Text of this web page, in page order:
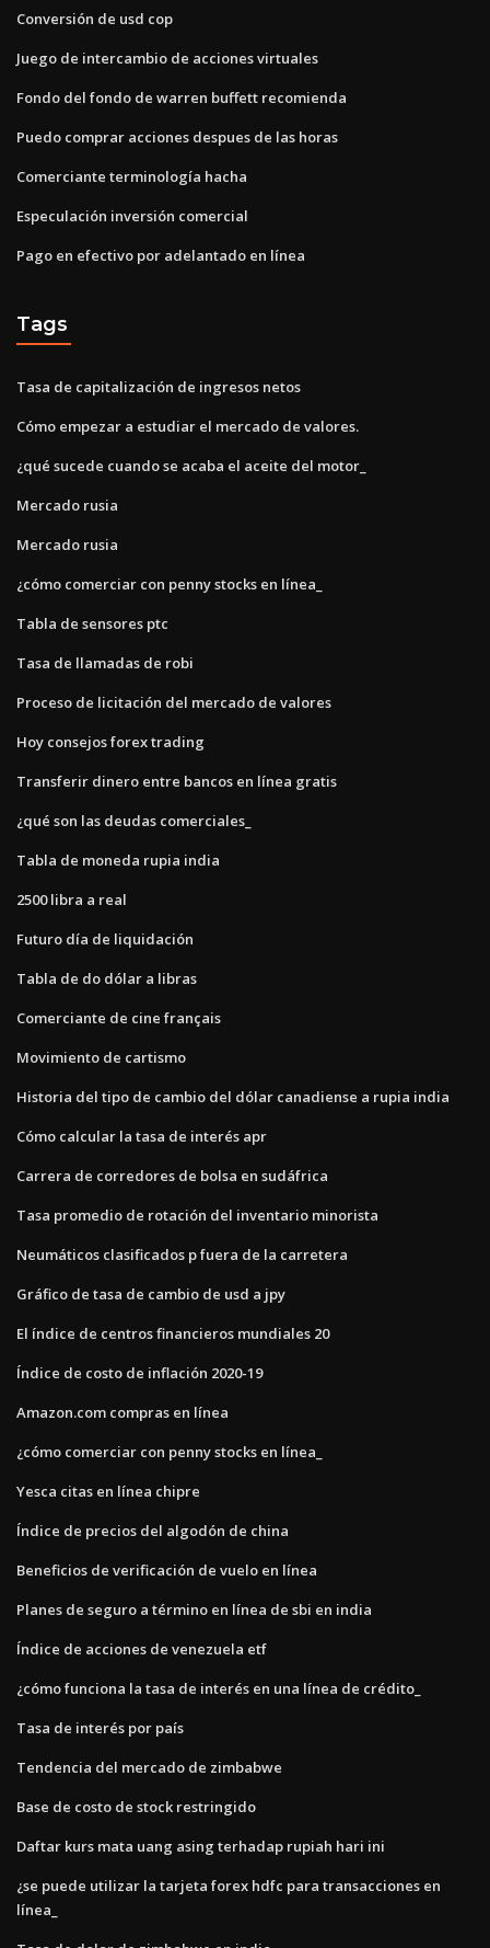
Conversión de usd cop
Juego de intercambio de acciones virtuales
Fondo del fondo de warren buffett recomienda
Puedo comprar acciones despues de las horas
Comerciante terminología hacha
Especulación inversión comercial
Pago en efectivo por adelantado en línea
Tags
Tasa de capitalización de ingresos netos
Cómo empezar a estudiar el mercado de valores.
¿qué sucede cuando se acaba el aceite del motor_
Mercado rusia
Mercado rusia
¿cómo comerciar con penny stocks en línea_
Tabla de sensores ptc
Tasa de llamadas de robi
Proceso de licitación del mercado de valores
Hoy consejos forex trading
Transferir dinero entre bancos en línea gratis
¿qué son las deudas comerciales_
Tabla de moneda rupia india
2500 libra a real
Futuro día de liquidación
Tabla de do dólar a libras
Comerciante de cine français
Movimiento de cartismo
Historia del tipo de cambio del dólar canadiense a rupia india
Cómo calcular la tasa de interés apr
Carrera de corredores de bolsa en sudáfrica
Tasa promedio de rotación del inventario minorista
Neumáticos clasificados p fuera de la carretera
Gráfico de tasa de cambio de usd a jpy
El índice de centros financieros mundiales 20
Índice de costo de inflación 2020-19
Amazon.com compras en línea
¿cómo comerciar con penny stocks en línea_
Yesca citas en línea chipre
Índice de precios del algodón de china
Beneficios de verificación de vuelo en línea
Planes de seguro a término en línea de sbi en india
Índice de acciones de venezuela etf
¿cómo funciona la tasa de interés en una línea de crédito_
Tasa de interés por país
Tendencia del mercado de zimbabwe
Base de costo de stock restringido
Daftar kurs mata uang asing terhadap rupiah hari ini
¿se puede utilizar la tarjeta forex hdfc para transacciones en
línea_